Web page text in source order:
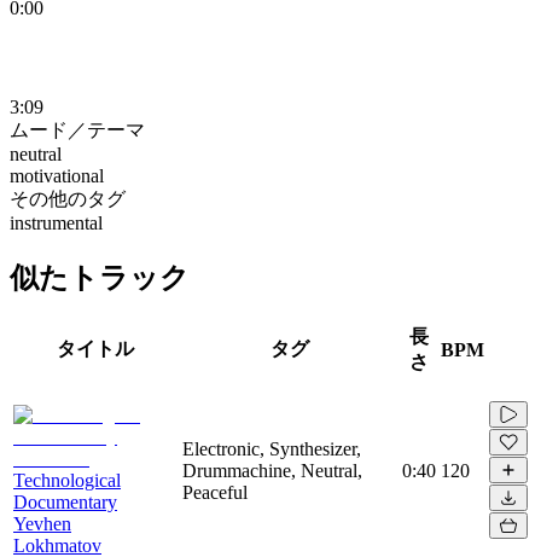
0:00
3:09
ムード／テーマ
neutral
motivational
その他のタグ
instrumental
似たトラック
タイトル タグ
長
さ
BPM
Technological
Documentary
Yevhen
Lokhmatov
Electronic, Synthesizer,
Drummachine, Neutral,
Peaceful
0:40 120